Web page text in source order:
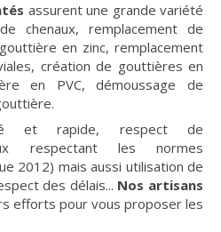
assurent une grande variété
chenaux, remplacement de
en zinc, remplacement
création de gouttières en
en PVC, démoussage de
et rapide, respect de
respectant les normes
2012) mais aussi utilisation de
des délais... Nos artisans
efforts pour vous proposer les